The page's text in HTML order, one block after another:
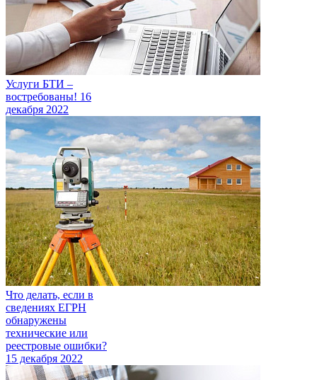
Услуги БТИ –
востребованы! 16
декабря 2022
Что делать, если в
сведениях ЕГРН
обнаружены
технические или
реестровые ошибки?
15 декабря 2022